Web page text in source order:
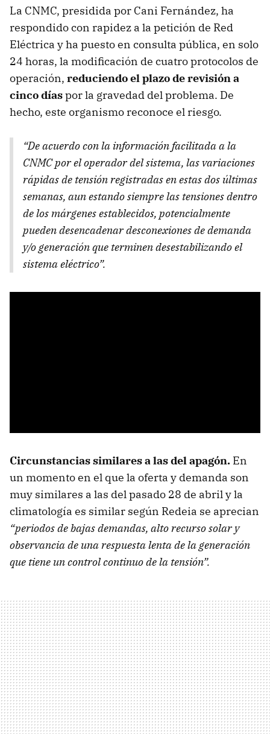
La CNMC, presidida por Cani Fernández, ha
respondido con rapidez a la petición de Red
Eléctrica y ha puesto en consulta pública, en solo
24 horas, la modificación de cuatro protocolos de
operación, reduciendo el plazo de revisión a
cinco díaspor la gravedad del problema. De
hecho, este organismo reconoce el riesgo.
“De acuerdo con la información facilitada a la
CNMC por el operador del sistema, las variaciones
rápidas de tensión registradas en estas dos últimas
semanas, aun estando siempre las tensiones dentro
de los márgenes establecidos, potencialmente
pueden desencadenar desconexiones de demanda
y/o generación que terminen desestabilizando el
sistema eléctrico”.
Circunstancias similares a las del apagón. En
un momento en el que la oferta y demanda son
muy similares a las del pasado 28 de abril y la
climatología es similar según Redeia se aprecian
“periodos de bajas demandas, alto recurso solar y
observancia de una respuesta lenta de la generación
que tiene un control continuo de la tensión”.